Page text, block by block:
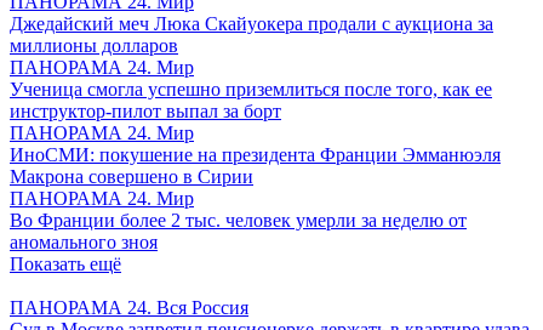
Джедайский меч Люка Скайуокера продали с аукциона за
миллионы долларов
ПАНОРАМА 24. Мир
Ученица смогла успешно приземлиться после того, как ее
инструктор-пилот выпал за борт
ПАНОРАМА 24. Мир
ИноСМИ: покушение на президента Франции Эмманюэля
Макрона совершено в Сирии
ПАНОРАМА 24. Мир
Во Франции более 2 тыс. человек умерли за неделю от
аномального зноя
Показать ещё
ПАНОРАМА 24. Вся Россия